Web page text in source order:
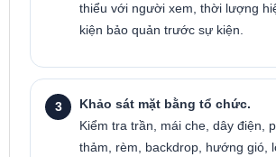
thiểu với người xem, thời lượng
kiện bảo quản trước sự kiện.
Khảo sát mặt bằng tổ chức.
Kiểm tra trần, mái che, dây điện,
thảm, rèm, backdrop, hướng gió,